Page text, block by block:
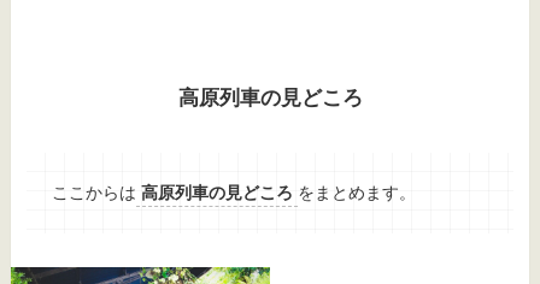
高原列車の見どころ
ここからは 高原列車の見どころ をまとめます。